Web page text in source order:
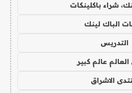
شراء باكلينكات
الباك لينك
التدريس
عالم كبير
الاشراق